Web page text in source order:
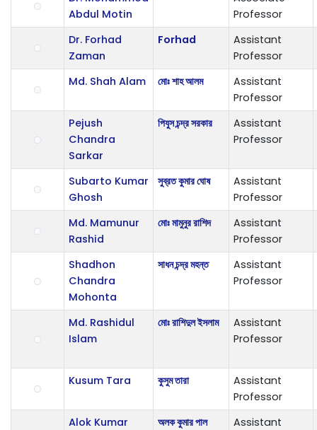
Abdul Motin
Professor
Dr. Forhad
Zaman
Forhad
Assistant
Professor
Md. Shah Alam
মোঃ শাহ আলম
Assistant
Professor
Pejush
Chandra
Sarkar
পিযুস চন্দ্র সরকার
Assistant
Professor
Subarto Kumar
Ghosh
সুব্রত কুমার ঘোষ
Assistant
Professor
Md. Mamunur
Rashid
মোঃ মামুনুর রাশিদ
Assistant
Professor
Shadhon
Chandra
Mohonta
সাধন চন্দ্র মহন্ত
Assistant
Professor
Md. Rashidul
Islam
মোঃ রাশিদুল ইসলাম
Assistant
Professor
Kusum Tara কুসুম তারা
Assistant
Professor
Alok Kumar
অলক কুমার পাল
Assistant